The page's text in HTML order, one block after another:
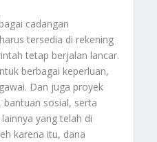
cadangan
tersedia di rekening
tetap berjalan lancar.
berbagai keperluan,
Dan juga proyek
sosial, serta
yang telah di
karena itu, dana